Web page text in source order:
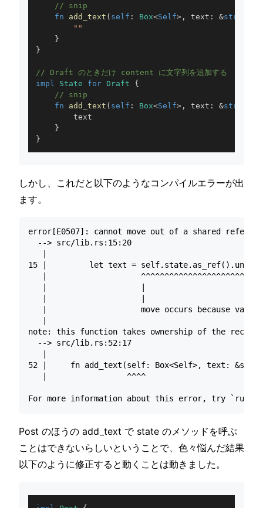
// snip
fn
add_text ( self : Box<Self> , text : &str
""
}
}
// Draft のときだけ content に文字列を追加する
impl
State for Draft
{
// snip
fn
add_text ( self : Box<Self> , text : &str
}
}
しかし、これだと以下のようなコンパイルエラーが出
ます。
error[E0507]: cannot move out of a shared
  --> src/lib.rs:15:20
15 |         let text =
|
|                    move occurs because
note: this function takes ownership of the
  --> src/lib.rs:52:17
52 |     fn add_text(self: Box<Self>, text: &str)
   |                 ^^^^
Post のほうの add_text で state のメソッドを呼ぶ
ことはできないらしいということで、色々悩んだ結果
以下のように修正すると動くことは動きました。